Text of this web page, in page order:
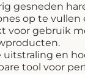
gesneden
op te
voor gebruik
uitstraling en
tool voor